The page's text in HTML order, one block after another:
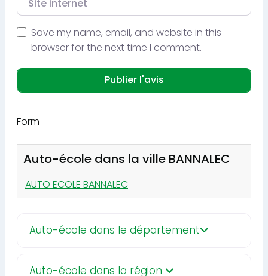
Save my name, email, and website in this
browser for the next time I comment.
Form
Auto-école dans la ville BANNALEC
AUTO ECOLE BANNALEC
Auto-école dans le département
Auto-école dans la région